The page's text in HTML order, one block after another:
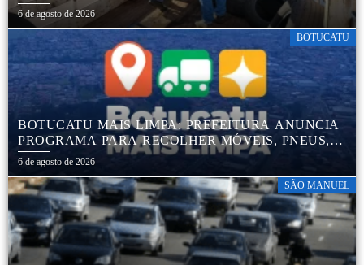
DESCARTE AMBIENTALMENTE CORRETO DE
PNEUS, GARANTINDO DESTINAÇÃO ADEQUADA
E PRESERVAÇÃO AMBIENTAL
6 de agosto de 2026
BOTUCATU
BOTUCATU MAIS LIMPA: PREFEITURA ANUNCIA
PROGRAMA PARA RECOLHER MÓVEIS, PNEUS,
COLCHÕES E OUTROS MATERIAIS SEM USO
6 de agosto de 2026
SÃO MANUEL